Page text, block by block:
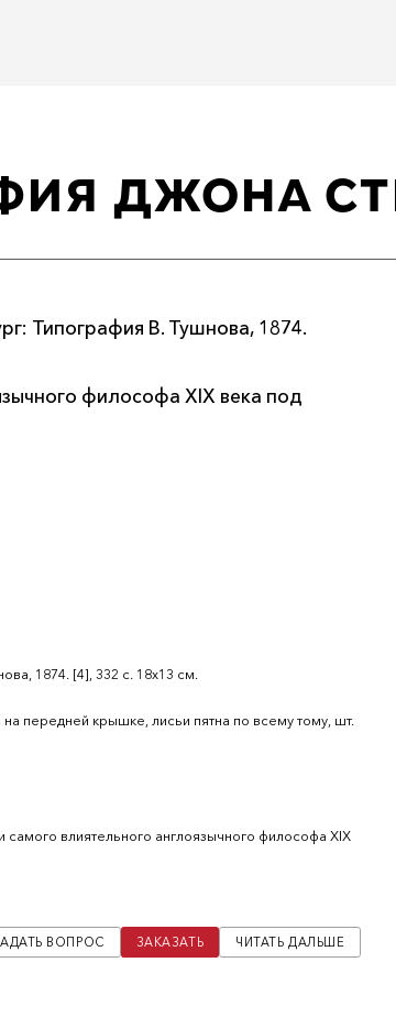
ДЖОНА
Типография В. Тушнова, 1874.
философа XIX века под
1874. [4], 332 с. 18х13 см.
передней крышке, лисьи пятна по всему тому, шт.
влиятельного англоязычного философа XIX
деятеля народовольческого движения.
лет за границей и участвовал в изданиях А.И.
ВОПРОС ЗАКАЗАТЬ ЧИТАТЬ ДАЛЬШЕ